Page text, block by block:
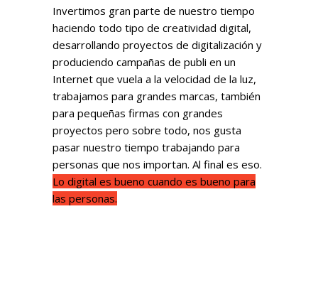
Invertimos gran parte de nuestro tiempo
haciendo todo tipo de creatividad digital,
desarrollando proyectos de digitalización y
produciendo campañas de publi en un
Internet que vuela a la velocidad de la luz,
trabajamos para grandes marcas, también
para pequeñas firmas con grandes
proyectos pero sobre todo, nos gusta
pasar nuestro tiempo trabajando para
personas que nos importan. Al final es eso.
Lo digital es bueno cuando es bueno para
las personas.